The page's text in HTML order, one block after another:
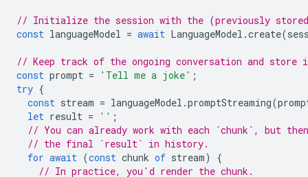
// Initialize the session with the (previously stored
const languageModel = await LanguageModel .create(
// Keep track of the ongoing conversation and
const prompt = 'Tell me a joke' ;
try {
const stream = languageModel .promptStreaming(
let result = '' ;
// You can already work with each `chunk`, but
// the final `result` in history.
for await (const chunk of stream)
{
// In practice, you'd render the chunk.